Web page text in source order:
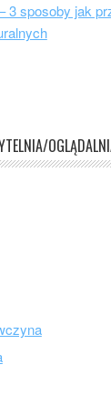
3 sposoby jak